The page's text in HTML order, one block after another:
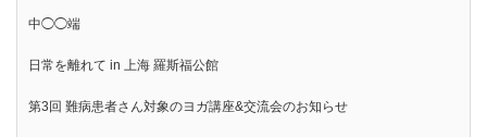
中◯◯端
日常を離れて in 上海 羅斯福公館
第3回 難病患者さん対象のヨガ講座&交流会のお知らせ